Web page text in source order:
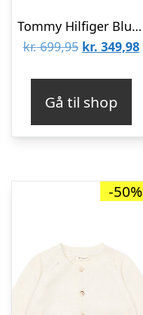
Tommy Hilfiger Bluse – Strik – Half Zip – Blue Stripe
kr.699,95 Den
var:
kr. 699,95.
kr. 349,98
Gå til shop
-50%